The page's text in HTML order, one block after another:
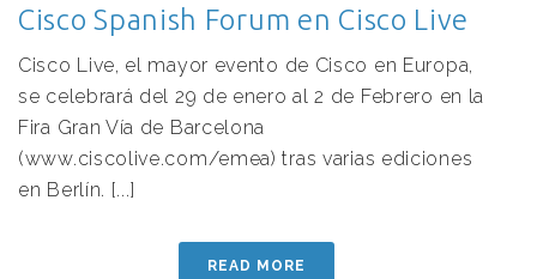
Cisco Spanish Forum en Cisco Live
Cisco Live, el mayor evento de Cisco en Europa,
se celebrará del 29 de enero al 2 de Febrero en la
Fira Gran Vía de Barcelona
(www.ciscolive.com/emea) tras varias ediciones
en Berlín. [...]
READ MORE